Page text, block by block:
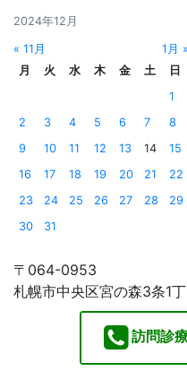
2024年12月
« 11月
1月 »
月
火 水 木 金 土
日
1
2
3 4 5 6 7
8
9
10 11 12 13 14
15
16
17 18 19 20 21
22
23
24 25 26 27 28
29
30
31
〒064-0953
札幌市中央区宮の森3条1
訪問診